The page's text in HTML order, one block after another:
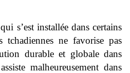
s’est installée dans certains
tchadiennes ne favorise pas
durable et globale dans
malheureusement dans